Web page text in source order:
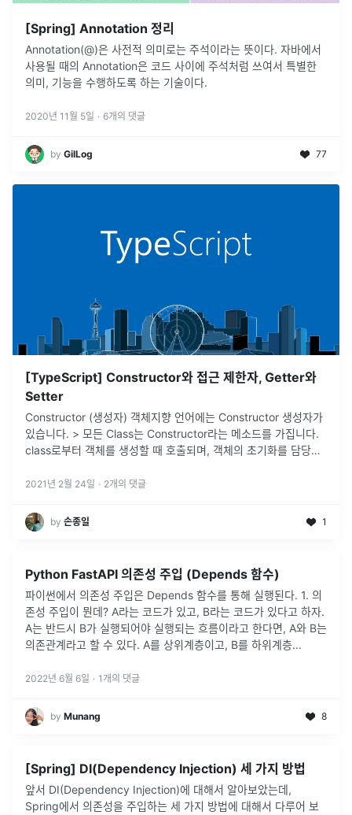
[Spring] Annotation 정리
Annotation(@)은 사전적 의미로는 주석이라는 뜻이다. 자바에서
사용될 때의 Annotation은 코드 사이에 주석처럼 쓰여서 특별한
의미, 기능을 수행하도록 하는 기술이다.
2020년 11월 5일 · 6개의 댓글
by GilLog 77
[TypeScript] Constructor와 접근 제한자, Getter와
Setter
Constructor (생성자) 객체지향 언어에는 Constructor 생성자가
있습니다. > 모든 Class는 Constructor라는 메소드를 가집니다.
class로부터 객체를 생성할 때 호출되며, 객체의 초기화를 담당하
2021년 2월 24일 · 2개의 댓글
by 손종일 1
Python FastAPI 의존성 주입 (Depends 함수)
파이썬에서 의존성 주입은 Depends 함수를 통해 실행된다. 1. 의
존성 주입이 뭔데? A라는 코드가 있고, B라는 코드가 있다고 하자.
A는 반드시 B가 실행되어야 실행되는 흐름이라고 한다면, A와 B는
의존관계라고 할 수 있다. A를 상위계층이고, B를 하위계층...
2022년 6월 6일 · 1 개의 댓글
by Munang 8
[Spring] DI(Dependency Injection) 세 가지 방법
앞서 DI(Dependency Injection)에 대해서 알아보았는데,
Spring에서 의존성을 주입하는 세 가지 방법에 대해서 다루어 보